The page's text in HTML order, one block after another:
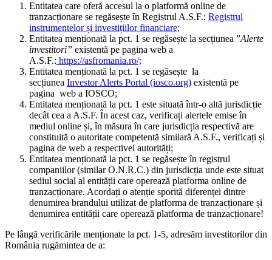
Entitatea care oferă accesul la o platformă online de
tranzacționare se regăsește în Registrul A.S.F.: Registrul
instrumentelor și investițiilor financiare;
Entitatea menționată la pct. 1 se regăsește la secțiunea ”Alerte
investitori” existentă pe pagina web a
A.S.F.: https://asfromania.ro/;
Entitatea menționată la pct. 1 se regăsește la
secțiunea Investor Alerts Portal (iosco.org) existentă pe
pagina web a IOSCO;
Entitatea menționată la pct. 1 este situată într-o altă jurisdicție
decât cea a A.S.F. În acest caz, verificați alertele emise în
mediul online și, în măsura în care jurisdicția respectivă are
constituită o autoritate competentă similară A.S.F., verificați și
pagina de web a respectivei autorități;
Entitatea menționată la pct. 1 se regăsește în registrul
companiilor (similar O.N.R.C.) din jurisdicția unde este situat
sediul social al entității care operează platforma online de
tranzacționare. Acordați o atenție sporită diferenței dintre
denumirea brandului utilizat de platforma de tranzacționare și
denumirea entității care operează platforma de tranzacționare!
Pe lângă verificările menționate la pct. 1-5, adresăm investitorilor din
România rugămintea de a: